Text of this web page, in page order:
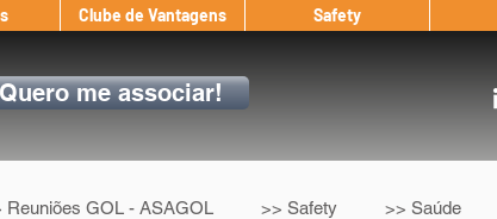
Clube de Vantagens Safety
me associar!
Reuniões GOL - ASAGOL >> Safety >> Saúde